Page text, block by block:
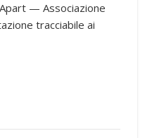
— Associazione
tracciabile ai